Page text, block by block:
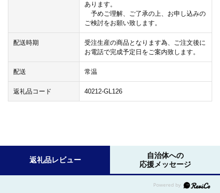
あります。
予めご理解、ご了承の上、お申し込みの
ご検討をお願い致します。
配送時期
受注生産の商品となります為、ご注文後に
お電話で完成予定日をご案内致します。
配送 常温
返礼品コード 40212-GL126
返礼品レビュー
自治体への
応援メッセージ